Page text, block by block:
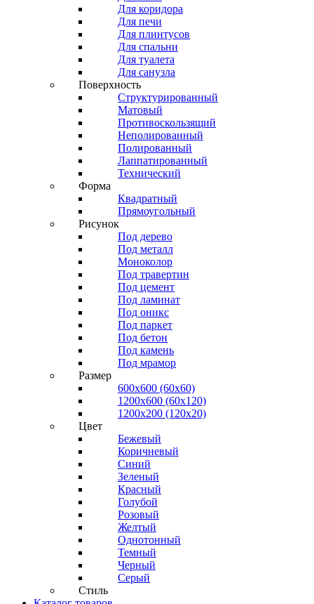
Для коридора
Для печи
Для плинтусов
Для спальни
Для туалета
Для санузла
Поверхность
Структурированный
Матовый
Противоскользящий
Неполированный
Полированный
Лаппатированный
Технический
Форма
Квадратный
Прямоугольный
Рисунок
Под дерево
Под металл
Моноколор
Под травертин
Под цемент
Под ламинат
Под оникс
Под паркет
Под бетон
Под камень
Под мрамор
Размер
600х600 (60х60)
1200х600 (60х120)
1200х200 (120x20)
Цвет
Бежевый
Коричневый
Синий
Зеленый
Красный
Голубой
Розовый
Желтый
Однотонный
Темный
Черный
Серый
Стиль